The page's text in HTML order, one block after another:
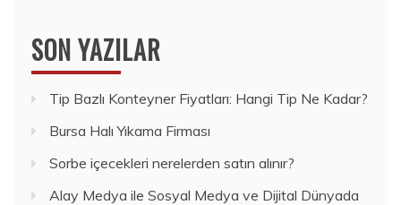
SON YAZILAR
Tip Bazlı Konteyner Fiyatları: Hangi Tip Ne Kadar?
Bursa Halı Yıkama Firması
Sorbe içecekleri nerelerden satın alınır?
Alay Medya ile Sosyal Medya ve Dijital Dünyada